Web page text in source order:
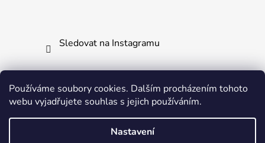
Používáme soubory cookies. Dalším procházením tohoto
webu vyjadřujete souhlas s jejich používáním.
Nastavení
Sledovat na Instagramu
Jak vrátit či reklamovat zboží Všechny naše produkty
Ochrana osobních údajů